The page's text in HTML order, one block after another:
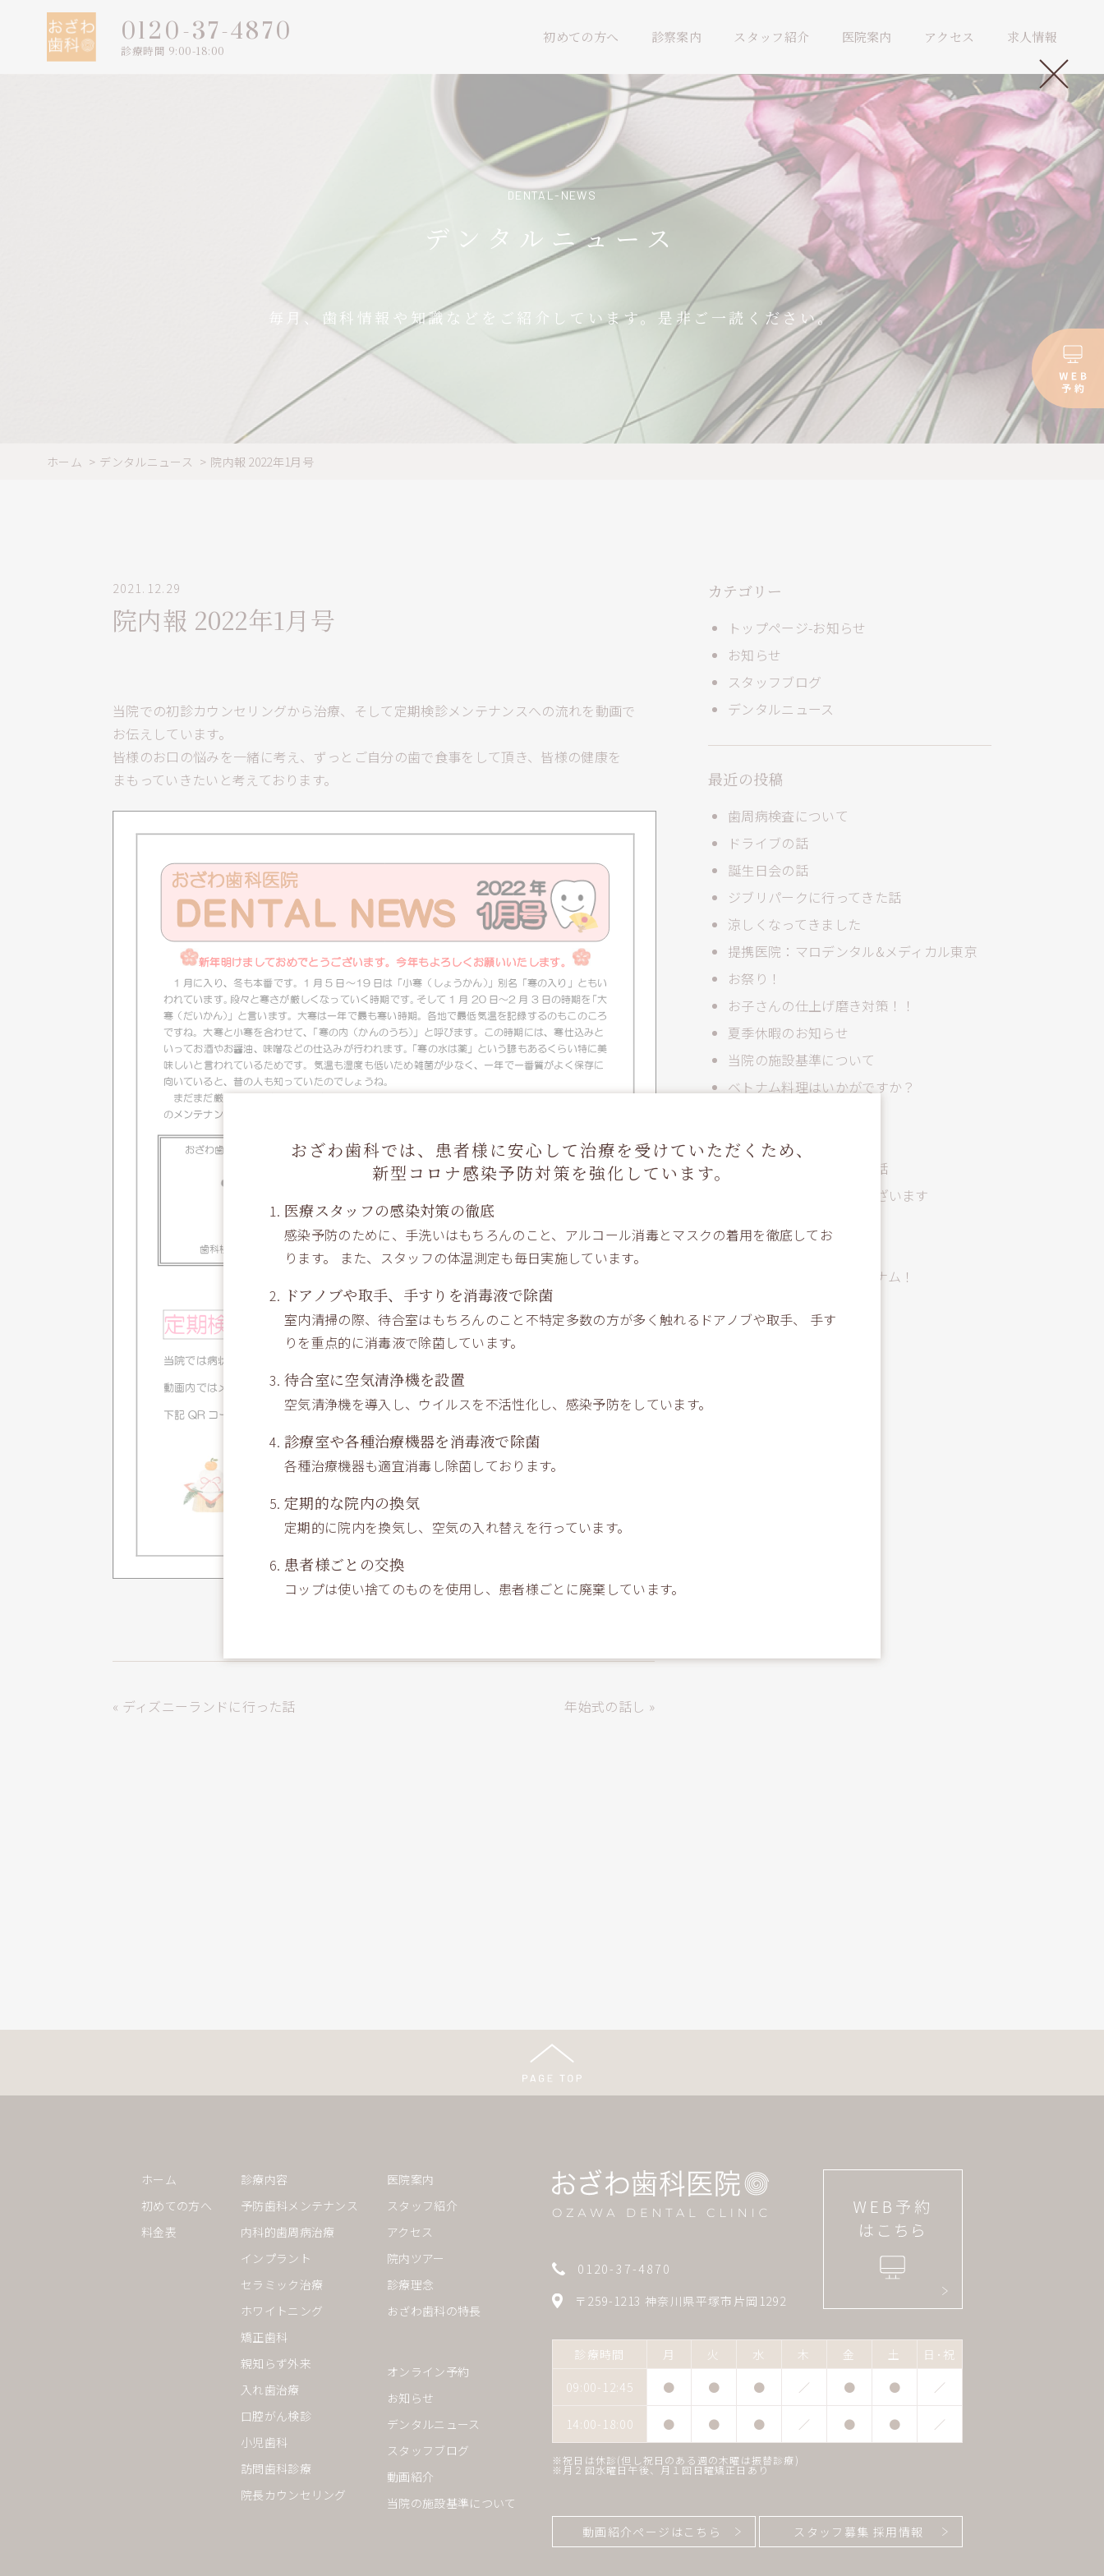
0120-37-4870
診療時間 9:00-18:00
初めての方へ 診察案内 スタッフ紹介 医院案内 アクセス 求人情報
DENTAL-NEWS
デンタルニュース
毎月、歯科情報や知識などをご紹介しています。是非ご一読ください。
ホーム デンタルニュース 院内報 2022年1月号
2021.12.29
院内報 2022年1月号
当院での初診カウンセリングから治療、そして定期検診メンテナンスへの流れを動画で
お伝えしています。
皆様のお口の悩みを一緒に考え、ずっとご自分の歯で食事をして頂き、皆様の健康を
まもっていきたいと考えております。
« ディズニーランドに行った話 年始式の話し »
カテゴリー
トップページ-お知らせ
お知らせ
スタッフブログ
デンタルニュース
最近の投稿
歯周病検査について
ドライブの話
誕生日会の話
ジブリパークに行ってきた話
涼しくなってきました
提携医院：マロデンタル&メディカル東京
お祭り！
お子さんの仕上げ磨き対策！！
夏季休暇のお知らせ
当院の施設基準について
ベトナム料理はいかがですか？
春
美味しいラーメン屋のお話
あけましておめでとうございます
エクスペクト・パトローナム！
ひとり旅
おざわ歯科では、患者様に安心して治療を受けていただくため、
新型コロナ感染予防対策を強化しています。
医療スタッフの感染対策の徹底
感染予防のために、手洗いはもちろんのこと、アルコール消毒とマスクの着用を徹底してお
ります。 また、スタッフの体温測定も毎日実施しています。
ドアノブや取手、手すりを消毒液で除菌
室内清掃の際、待合室はもちろんのこと不特定多数の方が多く触れるドアノブや取手、 手す
りを重点的に消毒液で除菌しています。
待合室に空気清浄機を設置
空気清浄機を導入し、ウイルスを不活性化し、感染予防をしています。
診療室や各種治療機器を消毒液で除菌
各種治療機器も適宜消毒し除菌しております。
定期的な院内の換気
定期的に院内を換気し、空気の入れ替えを行っています。
患者様ごとの交換
コップは使い捨てのものを使用し、患者様ごとに廃棄しています。
ホーム
初めての方へ
料金表
診療内容
予防歯科メンテナンス
内科的歯周病治療
インプラント
セラミック治療
ホワイトニング
矯正歯科
親知らず外来
入れ歯治療
口腔がん検診
小児歯科
訪問歯科診療
院長カウンセリング
医院案内
スタッフ紹介
アクセス
院内ツアー
診療理念
おざわ歯科の特長
オンライン予約
お知らせ
デンタルニュース
スタッフブログ
動画紹介
当院の施設基準について
0120-37-4870
〒259-1213 神奈川県平塚市片岡1292
診療時間 月 火 水 木 金 土
日･祝
09:00-12:45
● ● ● ／ ● ● ／
14:00-18:00 ● ● ● ／ ● ● ／
※祝日は休診(但し祝日のある週の木曜は振替診療)
※月２回水曜日午後、月１回日曜矯正日あり
動画紹介ページはこちら スタッフ募集 採用情報